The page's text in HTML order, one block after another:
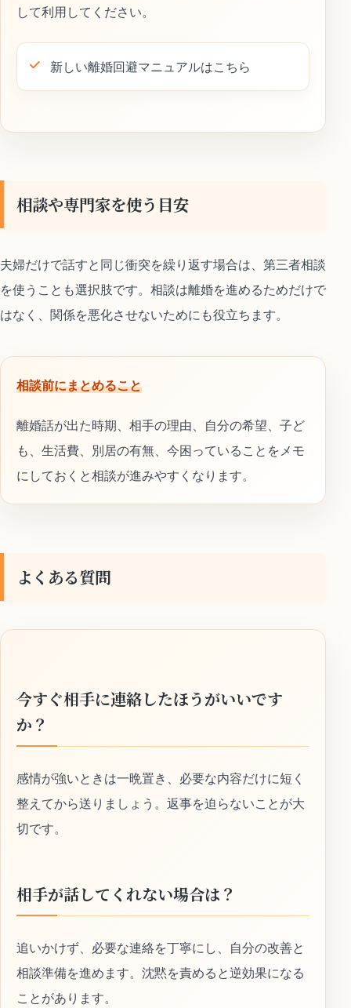
して利用してください。
新しい離婚回避マニュアルはこちら
相談や専門家を使う目安
夫婦だけで話すと同じ衝突を繰り返す場合は、第三者相談
を使うことも選択肢です。相談は離婚を進めるためだけで
はなく、関係を悪化させないためにも役立ちます。
相談前にまとめること
離婚話が出た時期、相手の理由、自分の希望、子ど
も、生活費、別居の有無、今困っていることをメモ
にしておくと相談が進みやすくなります。
よくある質問
今すぐ相手に連絡したほうがいいです
か？
感情が強いときは一晩置き、必要な内容だけに短く
整えてから送りましょう。返事を迫らないことが大
切です。
相手が話してくれない場合は？
追いかけず、必要な連絡を丁寧にし、自分の改善と
相談準備を進めます。沈黙を責めると逆効果になる
ことがあります。